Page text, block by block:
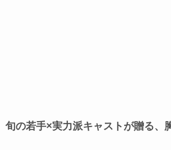
旬の若手×実力派キャストが贈る、